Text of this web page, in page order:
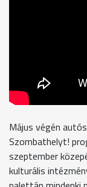
Május végén
Szombathelyt!
szeptember
kulturális